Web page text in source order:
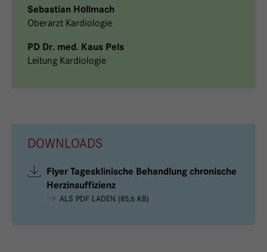
Sebastian Hollmach
Oberarzt Kardiologie
PD Dr. med. Kaus Pels
Leitung Kardiologie
DOWNLOADS
Flyer Tagesklinische Behandlung chronische
Herzinsuffizienz
ALS PDF LADEN (85,6 KB)